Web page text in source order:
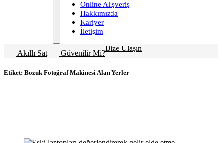
Online Alışveriş
Hakkımızda
Kariyer
İletişim
Akıllı Sat Güvenilir Mi?
Bize Ulaşın
Etiket: Bozuk Fotoğraf Makinesi Alan Yerler